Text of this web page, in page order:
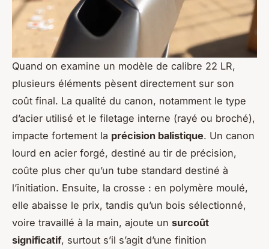
Quand on examine un modèle de calibre 22 LR,
plusieurs éléments pèsent directement sur son
coût final. La qualité du canon, notamment le type
d’acier utilisé et le filetage interne (rayé ou broché),
impacte fortement la précision balistique. Un canon
lourd en acier forgé, destiné au tir de précision,
coûte plus cher qu’un tube standard destiné à
l’initiation. Ensuite, la crosse : en polymère moulé,
elle abaisse le prix, tandis qu’un bois sélectionné,
voire travaillé à la main, ajoute un surcoût
significatif, surtout s’il s’agit d’une finition